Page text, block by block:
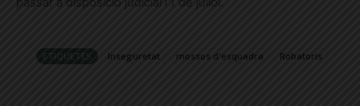
ETIQUETES Inseguretat mossos d'esquadra Robatoris